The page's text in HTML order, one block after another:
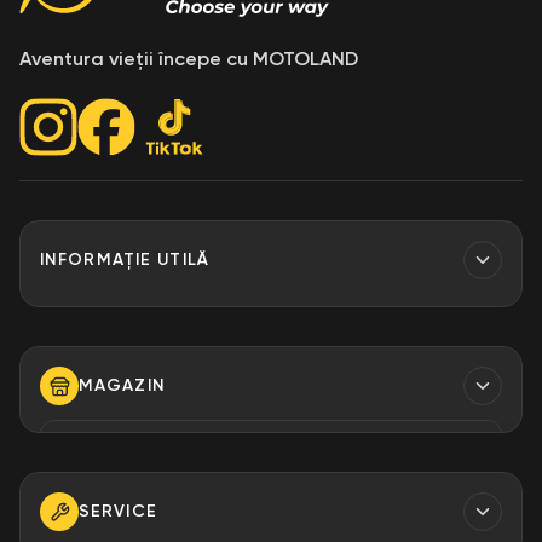
Aventura vieții începe cu MOTOLAND
INFORMAȚIE UTILĂ
Despre Noi
MAGAZIN
+373 79 923 304
+373 79 923 306
SERVICE